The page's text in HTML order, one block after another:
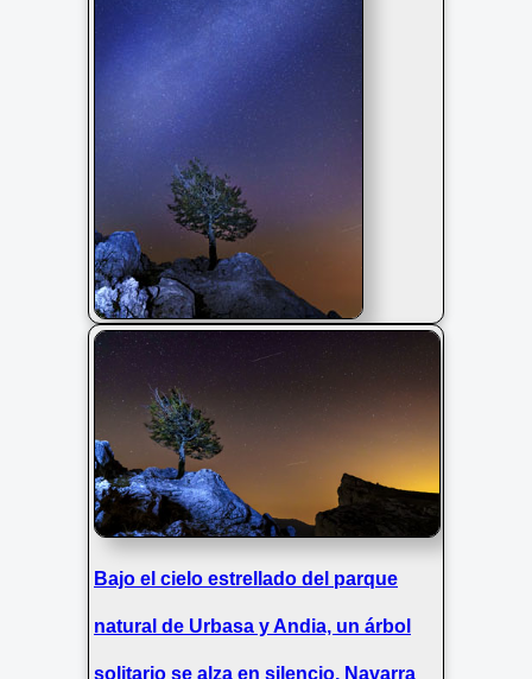
Vía láctea en el parque natural de
Urbasa y Andia, Navarra
Bajo el cielo estrellado del parque
natural de Urbasa y Andia, un árbol
solitario se alza en silencio, Navarra